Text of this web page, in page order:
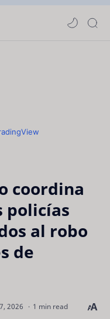
coordina
policías
al robo
de
1 min read